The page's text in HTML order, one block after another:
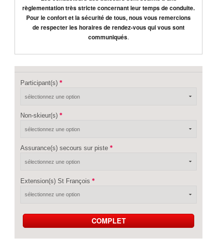
règlementation très stricte concernant leur temps de conduite.
Pour le confort et la sécurité de tous, nous vous remercions
de respecter les horaires de rendez-vous qui vous sont
communiqués.
Participant(s)
Non-skieur(s)
Assurance(s) secours sur piste
Extension(s) St François
COMPLET